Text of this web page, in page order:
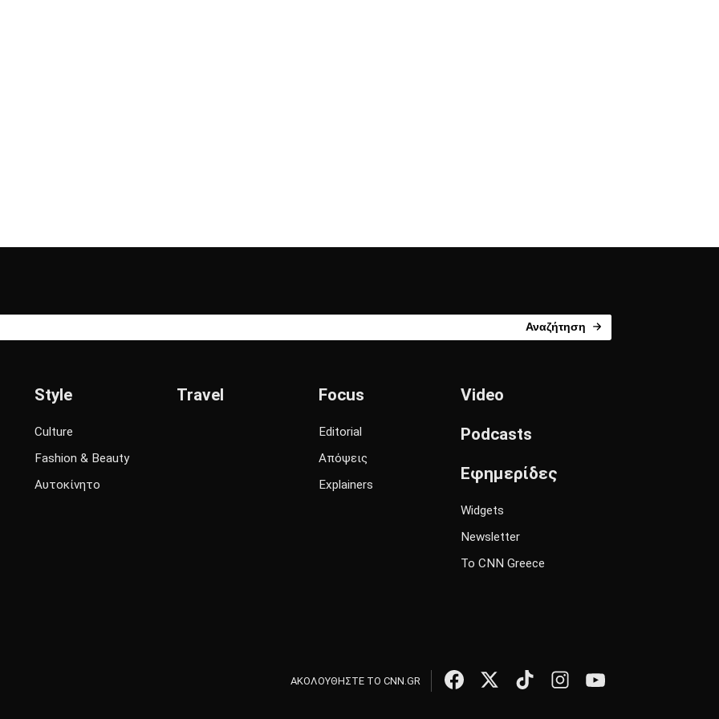
Αναζήτηση
Style
Culture
Fashion & Beauty
Αυτοκίνητο
Travel Focus
Editorial
Απόψεις
Explainers
Video
Podcasts
Εφημερίδες
Widgets
Newsletter
Το CNN Greece
ΑΚΟΛΟΥΘΗΣΤΕ ΤΟ CNN.GR